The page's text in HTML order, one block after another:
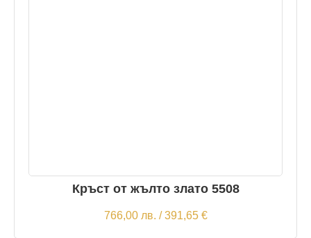
Кръст от жълто злато 5508
766,00 лв. / 391,65 €